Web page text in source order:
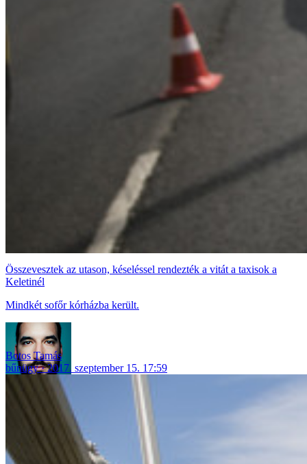
Összevesztek az utason, késeléssel rendezték a vitát a taxisok a
Keletinél
Mindkét sofőr kórházba került.
Botos Tamás
bűnügy
2017. szeptember 15. 17:59